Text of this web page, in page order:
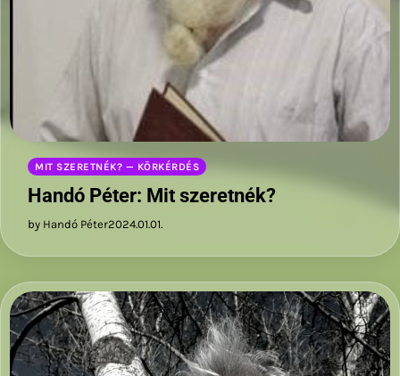
MIT SZERETNÉK? — KÖRKÉRDÉS
Handó Péter: Mit szeretnék?
by Handó Péter2024.01.01.